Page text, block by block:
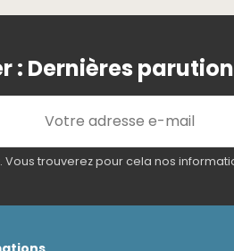
: Dernières
trouverez pour cela nos